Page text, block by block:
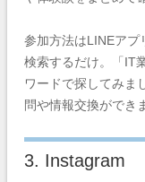
参加方法はLINEアプ
検索するだけ。「IT
ワードで探してみま
問や情報交換ができ
3. Instagram